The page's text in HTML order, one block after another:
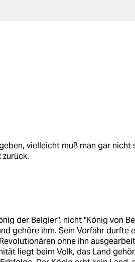
vielleicht muß man gar nicht
zurück.
der Belgier", nicht "König von
gehöre ihm. Sein Vorfahr durfte
ohne ihn
liegt beim Volk, das Land